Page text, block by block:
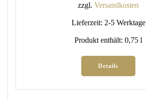
zzgl. Versandkosten
Lieferzeit: 2-5 Werktage
Produkt enthält: 0,75 l
Details